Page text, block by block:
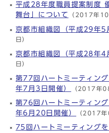
平成28年度職員提案制度
舞台」について
（2017年10
京都市組織図（平成29年5
日）
京都市組織図（平成28年4
日）
第77回ハートミーティン
年7月3日開催）
（2017年
第76回ハートミーティン
年6月20日開催）
（2017
75回ハートミーティング